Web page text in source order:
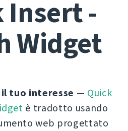
Insert -
Widget
tuo interesse — Quick
è tradotto usando
web progettato